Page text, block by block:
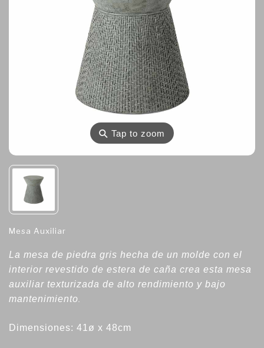
⚲Tap to zoom
Mesa Auxiliar
La mesa de piedra gris hecha de un molde con el
interior revestido de estera de caña crea esta mesa
auxiliar texturizada de alto rendimiento y bajo
mantenimiento.
Dimensiones: 41ø x 48cm